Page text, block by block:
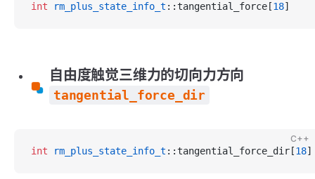
int rm_plus_state_info_t ::tangential_force[18]
自由度触觉三维力的切向力方向
tangential_force_dir
C++
int rm_plus_state_info_t ::tangential_force_dir[18]